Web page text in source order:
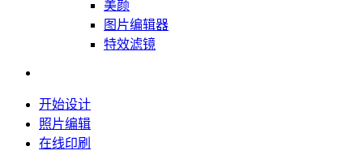
美颜
图片编辑器
特效滤镜
开始设计
照片编辑
在线印刷